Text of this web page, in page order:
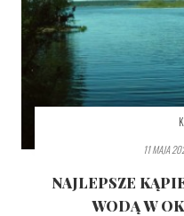
11 MAJA
NAJLEPSZE
WODĄ W